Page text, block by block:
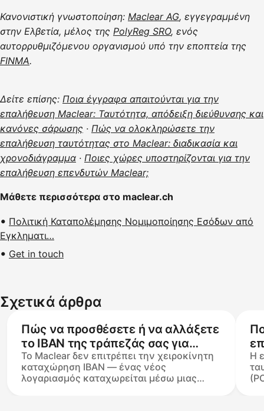
Κανονιστική γνωστοποίηση: Maclear AG, εγγεγραμμένη
στην Ελβετία, μέλος της PolyReg SRO, ενός
αυτορρυθμιζόμενου οργανισμού υπό την εποπτεία της
FINMA.
Δείτε επίσης: Ποια έγγραφα απαιτούνται για την
επαλήθευση Maclear: Ταυτότητα, απόδειξη διεύθυνσης και
κανόνες σάρωσης · Πώς να ολοκληρώσετε την
επαλήθευση ταυτότητας στο Maclear: διαδικασία και
χρονοδιάγραμμα · Ποιες χώρες υποστηρίζονται για την
επαλήθευση επενδυτών Maclear;
Μάθετε περισσότερα στο maclear.ch
Πολιτική Καταπολέμησης Νομιμοποίησης Εσόδων από
Εγκληματι…
Get in touch
Σχετικά άρθρα
Πώς να προσθέσετε ή να αλλάξετε
το IBAN της τράπεζάς σας για
αναλήψεις από το Maclear
Το Maclear δεν επιτρέπει την χειροκίνητη
καταχώρηση IBAN — ένας νέος
λογαριασμός καταχωρείται μέσω μιας
Η